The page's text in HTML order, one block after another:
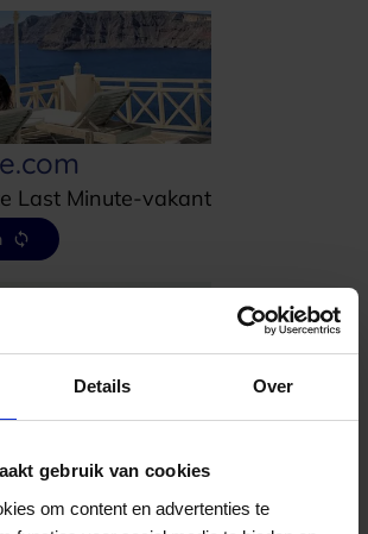
Details Over
gebruik van cookies
om content en advertenties te
Last Minute-vakantiedeals!